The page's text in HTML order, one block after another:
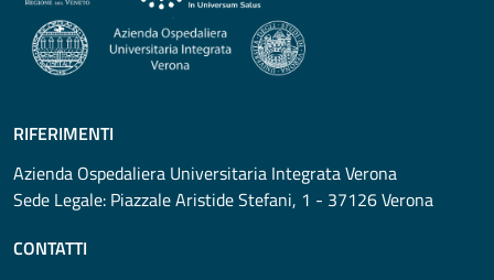
RIFERIMENTI
Azienda Ospedaliera Universitaria Integrata Verona
Sede Legale: Piazzale Aristide Stefani, 1 - 37126 Verona
CONTATTI